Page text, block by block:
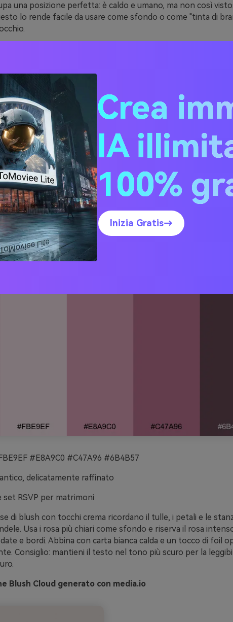
una posizione perfetta: è caldo e umano, ma non così
lo rende facile da usare come sfondo o come "tinta di
è che il rosa pallido si presta bene ai contrasti. Se lo
cacao o carbone), puoi mantenere accessibilità e
generale delicato.
idee di palette rosa
HEX)
#E8A9C0 #C47A96 #6B4B57
delicatamente raffinato
RSVP per matrimoni
di blush con tocchi crema ricordano il tulle, i petali e le
Usa i rosa più chiari come sfondo e riserva il rosa
e bordi. Abbina con carta bianca calda e un tocco di foil
Consiglio: mantieni il testo nel tono più scuro per la
Blush Cloud generato con media.io
Crea
IA
100%
Inizia Gratis→